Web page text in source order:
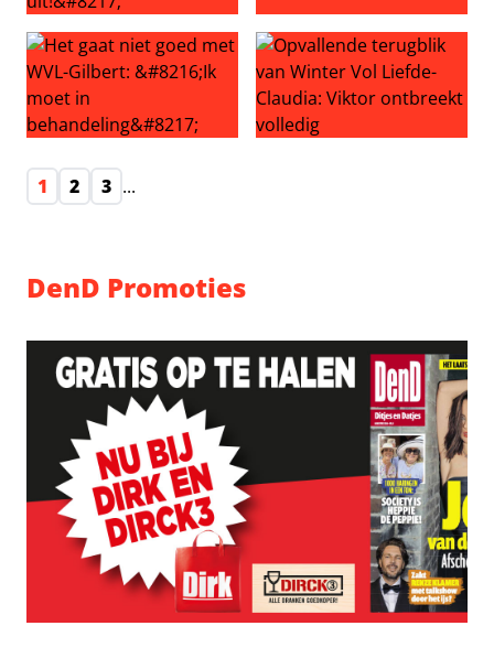
Winter Vol Liefde-Klaas kreeg ruzie met cameraploeg:
Nieuwe beschuldigingen
1
2 3 ...
DenD Promoties